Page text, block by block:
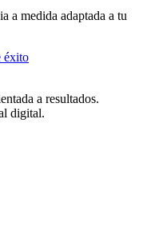
a medida adaptada a tu
éxito
a resultados.
digital.